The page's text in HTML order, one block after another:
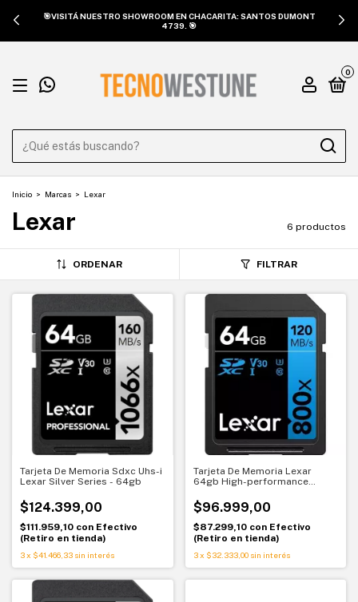
🎯VISITÁ NUESTRO SHOWROOM EN CHACARITA: SANTOS DUMONT
4739. 🎯
0
Inicio > Marcas > Lexar
Lexar 6 productos
ORDENAR FILTRAR
Tarjeta De Memoria Sdxc Uhs-i
Lexar Silver Series - 64gb
$124.399,00
$111.959,10 con Efectivo
(Retiro en tienda)
3x $41.466,33 sin interés
Tarjeta De Memoria Lexar
64gb High-performance
$96.999,00
$87.299,10 con Efectivo
(Retiro en tienda)
3 x $32.333,00 sin interés